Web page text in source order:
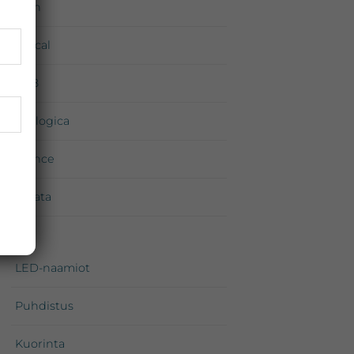
Environ
iS Clinical
Medik8
Dermalogica
Exuviance
Neostrata
LED-naamiot
Puhdistus
Kuorinta